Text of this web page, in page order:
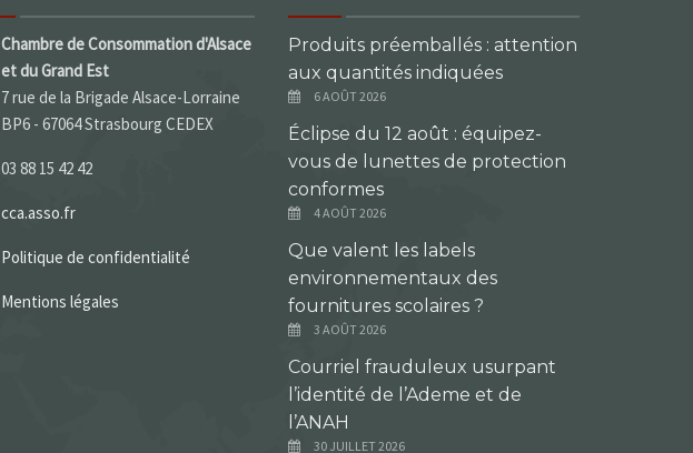
Chambre de Consommation d'Alsace
et du Grand Est
7 rue de la Brigade Alsace-Lorraine
BP6 - 67064 Strasbourg CEDEX
03 88 15 42 42
cca.asso.fr
Politique de confidentialité
Mentions légales
Produits préemballés : attention
aux quantités indiquées
6 AOÛT 2026
Éclipse du 12 août : équipez-
vous de lunettes de protection
conformes
4 AOÛT 2026
Que valent les labels
environnementaux des
fournitures scolaires ?
3 AOÛT 2026
Courriel frauduleux usurpant
l’identité de l’Ademe et de
l’ANAH
30 JUILLET 2026